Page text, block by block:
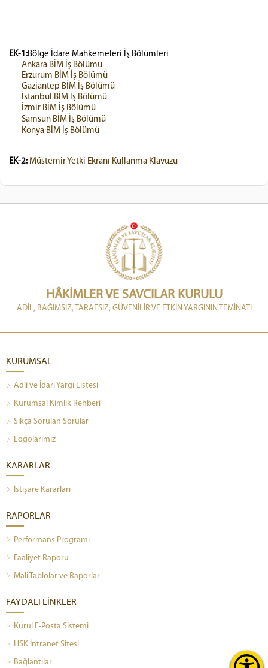
EK-1:Bölge İdare Mahkemeleri İş Bölümleri
Ankara BİM İş Bölümü
Erzurum BİM İş Bölümü
Gaziantep BİM İş Bölümü
İstanbul BİM İş Bölümü
İzmir BİM İş Bölümü
Samsun BİM İş Bölümü
Konya BİM İş Bölümü
EK-2: Müstemir Yetki Ekranı Kullanma Klavuzu
HÂKİMLER VE SAVCILAR KURULU
ADİL, BAĞIMSIZ, TARAFSIZ, GÜVENİLİR VE ETKİN YARGININ TEMİNATI
KURUMSAL
Adli ve İdari Yargı Listesi
Kurumsal Kimlik Rehberi
Sıkça Sorulan Sorular
Logolarımız
KARARLAR
İstişare Kararları
RAPORLAR
Performans Programı
Faaliyet Raporu
Mali Tablolar ve Raporlar
FAYDALI LİNKLER
Kurul E-Posta Sistemi
HSK İntranet Sitesi
Bağlantılar